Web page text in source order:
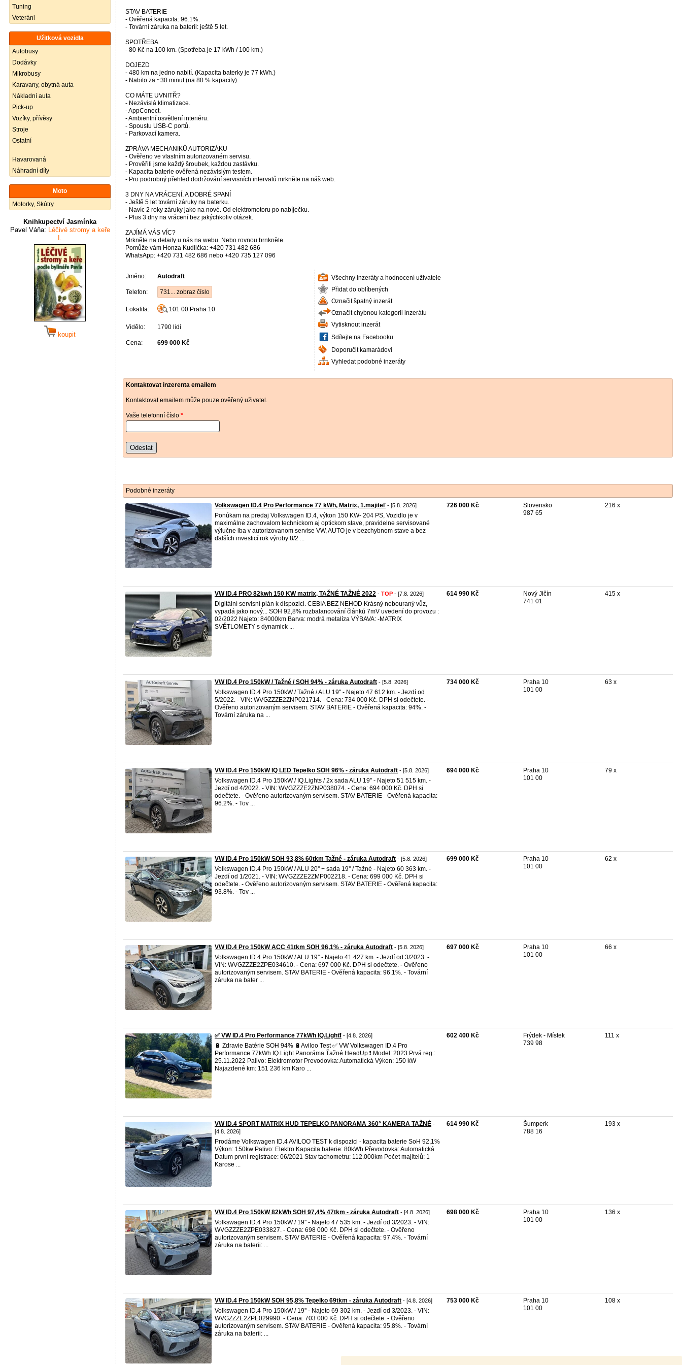
Tuning
Veteráni
Užitková vozidla
Autobusy
Dodávky
Mikrobusy
Karavany, obytná auta
Nákladní auta
Pick-up
Vozíky, přívěsy
Stroje
Ostatní
Havarovaná
Náhradní díly
Moto
Motorky, Skútry
Knihkupectví Jasmínka
Pavel Váňa: Léčivé stromy a keře
I.
koupit
STAV BATERIE
- Ověřená kapacita: 96.1%.
- Tovární záruka na baterii: ještě 5 let.
SPOTŘEBA
- 80 Kč na 100 km. (Spotřeba je 17 kWh / 100 km.)
DOJEZD
- 480 km na jedno nabití. (Kapacita baterky je 77 kWh.)
- Nabito za ~30 minut (na 80 % kapacity).
CO MÁTE UVNITŘ?
- Nezávislá klimatizace.
- AppConect.
- Ambientní osvětlení interiéru.
- Spoustu USB-C portů.
- Parkovací kamera.
ZPRÁVA MECHANIKŮ AUTORIZÁKU
- Ověřeno ve vlastním autorizovaném servisu.
- Prověřili jsme každý šroubek, každou zastávku.
- Kapacita baterie ověřená nezávislým testem.
- Pro podrobný přehled dodržování servisních intervalů mrkněte na náš web.
3 DNY NA VRÁCENÍ. A DOBRÉ SPANÍ
- Ještě 5 let tovární záruky na baterku.
- Navíc 2 roky záruky jako na nové. Od elektromotoru po nabíječku.
- Plus 3 dny na vrácení bez jakýchkoliv otázek.
ZAJÍMÁ VÁS VÍC?
Mrkněte na detaily u nás na webu. Nebo rovnou brnkněte.
Pomůže vám Honza Kudlička: +420 731 482 686
WhatsApp: +420 731 482 686 nebo +420 735 127 096
Jméno: Autodraft
Telefon: 731... zobraz číslo
Lokalita: 101 00 Praha 10
Vidělo: 1790 lidí
Cena: 699 000 Kč
Všechny inzeráty a hodnocení uživatele
Přidat do oblíbených
Označit špatný inzerát
Označit chybnou kategorii inzerátu
Vytisknout inzerát
Sdílejte na Facebooku
Doporučit kamarádovi
Vyhledat podobné inzeráty
Kontaktovat inzerenta emailem
Kontaktovat emailem může pouze ověřený uživatel.
Vaše telefonní číslo *
Odeslat
Podobné inzeráty
Volkswagen ID.4 Pro Performance 77 kWh, Matrix, 1.majiteľ - [5.8. 2026]
Ponúkam na predaj Volkswagen ID.4, výkon 150 KW- 204 PS, Vozidlo je v
maximálne zachovalom technickom aj optickom stave, pravidelne servisované
výlučne iba v autorizovanom servise VW, AUTO je v bezchybnom stave a bez
ďalších investicí rok výroby 8/2 ...
726 000 Kč
Slovensko
987 65
216 x
VW ID.4 PRO 82kwh 150 KW matrix, TAŽNÉ TAŽNÉ 2022 - TOP - [7.8. 2026]
Digitální servisní plán k dispozici. CEBIA BEZ NEHOD Krásný nebouraný vůz,
vypadá jako nový... SOH 92,8% rozbalancování článků 7mV uvedení do provozu :
02/2022 Najeto: 84000km Barva: modrá metalíza VÝBAVA: -MATRIX
SVĚTLOMETY s dynamick ...
614 990 Kč
Nový Jičín
741 01
415 x
VW ID.4 Pro 150kW / Tažné / SOH 94% - záruka Autodraft - [5.8. 2026]
Volkswagen ID.4 Pro 150kW / Tažné / ALU 19'' - Najeto 47 612 km. - Jezdí od
5/2022. - VIN: WVGZZZE2ZNP021714. - Cena: 734 000 Kč. DPH si odečtete. -
Ověřeno autorizovaným servisem. STAV BATERIE - Ověřená kapacita: 94%. -
Tovární záruka na ...
734 000 Kč
Praha 10
101 00
63 x
VW ID.4 Pro 150kW IQ LED Tepelko SOH 96% - záruka Autodraft - [5.8. 2026]
Volkswagen ID.4 Pro 150kW / IQ.Lights / 2x sada ALU 19'' - Najeto 51 515 km. -
Jezdí od 4/2022. - VIN: WVGZZZE2ZNP038074. - Cena: 694 000 Kč. DPH si
odečtete. - Ověřeno autorizovaným servisem. STAV BATERIE - Ověřená kapacita:
96.2%. - Tov ...
694 000 Kč
Praha 10
101 00
79 x
VW ID.4 Pro 150kW SOH 93,8% 60tkm Tažné - záruka Autodraft - [5.8. 2026]
Volkswagen ID.4 Pro 150kW / ALU 20'' + sada 19'' / Tažné - Najeto 60 363 km. -
Jezdí od 1/2021. - VIN: WVGZZZE2ZMP002218. - Cena: 699 000 Kč. DPH si
odečtete. - Ověřeno autorizovaným servisem. STAV BATERIE - Ověřená kapacita:
93.8%. - Tov ...
699 000 Kč
Praha 10
101 00
62 x
VW ID.4 Pro 150kW ACC 41tkm SOH 96,1% - záruka Autodraft - [5.8. 2026]
Volkswagen ID.4 Pro 150kW / ALU 19'' - Najeto 41 427 km. - Jezdí od 3/2023. -
VIN: WVGZZZE2ZPE034610. - Cena: 697 000 Kč. DPH si odečtete. - Ověřeno
autorizovaným servisem. STAV BATERIE - Ověřená kapacita: 96.1%. - Tovární
záruka na bater ...
697 000 Kč
Praha 10
101 00
66 x
✅ VW ID.4 Pro Performance 77kWh IQ.Light❗️ - [4.8. 2026]
🔋 Zdravie Batérie SOH 94% 🔋Aviloo Test ✅ VW Volkswagen ID.4 Pro
Performance 77kWh IQ.Light Panoráma Ťažné HeadUp ❗️ Model: 2023 Prvá reg.:
25.11.2022 Palivo: Elektromotor Prevodovka: Automatická Výkon: 150 kW
Najazdené km: 151 236 km Karo ...
602 400 Kč
Frýdek - Místek
739 98
111 x
VW iD.4 SPORT MATRIX HUD TEPELKO PANORAMA 360° KAMERA TAŽNÉ -
[4.8. 2026]
Prodáme Volkswagen ID.4 AVILOO TEST k dispozici - kapacita baterie SoH 92,1%
Výkon: 150kw Palivo: Elektro Kapacita baterie: 80kWh Převodovka: Automatická
Datum první registrace: 06/2021 Stav tachometru: 112.000km Počet majitelů: 1
Karose ...
614 990 Kč
Šumperk
788 16
193 x
VW ID.4 Pro 150kW 82kWh SOH 97,4% 47tkm - záruka Autodraft - [4.8. 2026]
Volkswagen ID.4 Pro 150kW / 19'' - Najeto 47 535 km. - Jezdí od 3/2023. - VIN:
WVGZZZE2ZPE033827. - Cena: 698 000 Kč. DPH si odečtete. - Ověřeno
autorizovaným servisem. STAV BATERIE - Ověřená kapacita: 97.4%. - Tovární
záruka na baterii: ...
698 000 Kč
Praha 10
101 00
136 x
VW ID.4 Pro 150kW SOH 95,8% Tepelko 69tkm - záruka Autodraft - [4.8. 2026]
Volkswagen ID.4 Pro 150kW / 19'' - Najeto 69 302 km. - Jezdí od 3/2023. - VIN:
WVGZZZE2ZPE029990. - Cena: 703 000 Kč. DPH si odečtete. - Ověřeno
autorizovaným servisem. STAV BATERIE - Ověřená kapacita: 95.8%. - Tovární
záruka na baterii: ...
753 000 Kč
Praha 10
101 00
108 x